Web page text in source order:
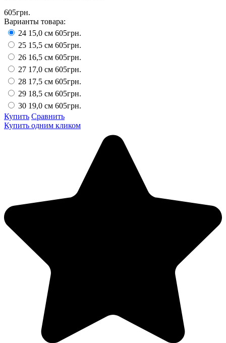
605грн.
Варианты товара:
24 15,0 см 605грн.
25 15,5 см 605грн.
26 16,5 см 605грн.
27 17,0 см 605грн.
28 17,5 см 605грн.
29 18,5 см 605грн.
30 19,0 см 605грн.
Купить Сравнить
Купить одним кликом